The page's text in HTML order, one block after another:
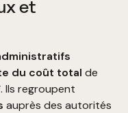
et
du coût total de
Ils regroupent
auprès des autorités